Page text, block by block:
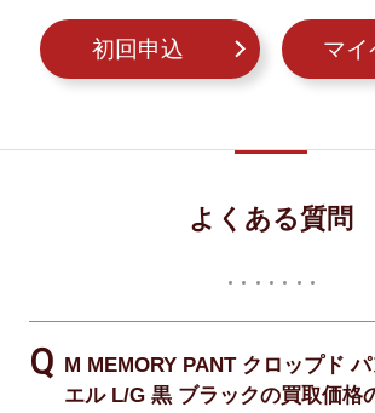
初回申込 マイ
よくある質問
M MEMORY PANT クロップド
エル L/G 黒 ブラックの買取価格